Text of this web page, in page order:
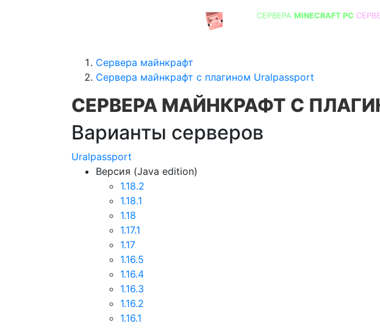
СЕРВЕРА MINECRAFT PC
Сервера майнкрафт
Сервера майнкрафт с плагином Uralpassport
СЕРВЕРА МАЙНКРАФТ С
Варианты серверов
Uralpassport
Версия (Java edition)
1.18.2
1.18.1
1.18
1.17.1
1.17
1.16.5
1.16.4
1.16.3
1.16.2
1.16.1